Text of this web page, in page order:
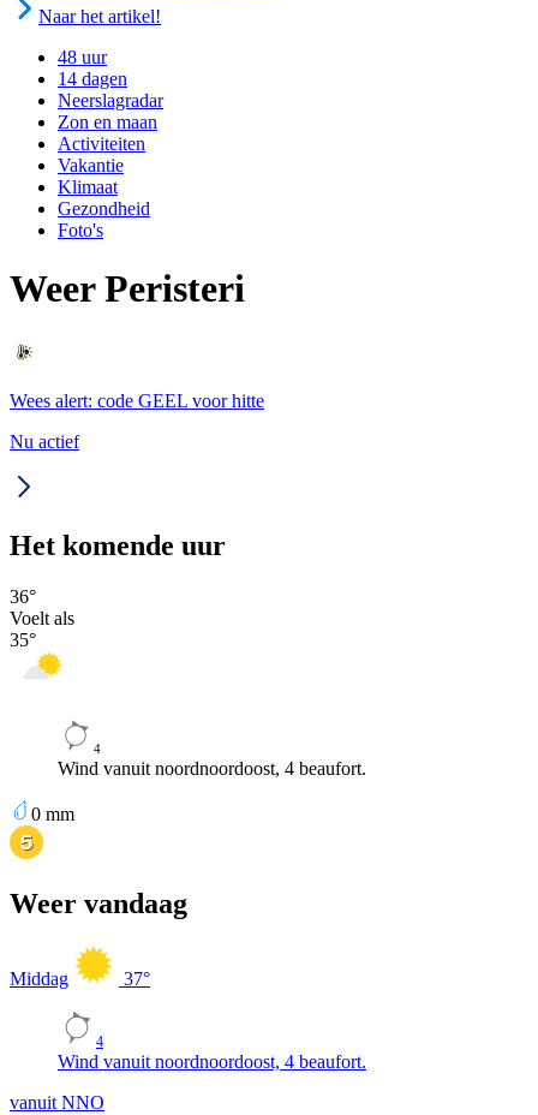
Naar het artikel!
48 uur
14 dagen
Neerslagradar
Zon en maan
Activiteiten
Vakantie
Klimaat
Gezondheid
Foto's
Weer Peristeri
Wees alert: code GEEL voor hitte
Nu actief
Het komende uur
36°
Voelt als
35°
4
Wind vanuit noordnoordoost, 4 beaufort.
0 mm
Weer vandaag
Middag 37°
4
Wind vanuit noordnoordoost, 4 beaufort.
vanuit NNO